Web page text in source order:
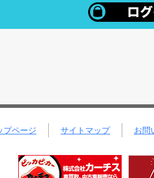
プページ サイトマップ お問